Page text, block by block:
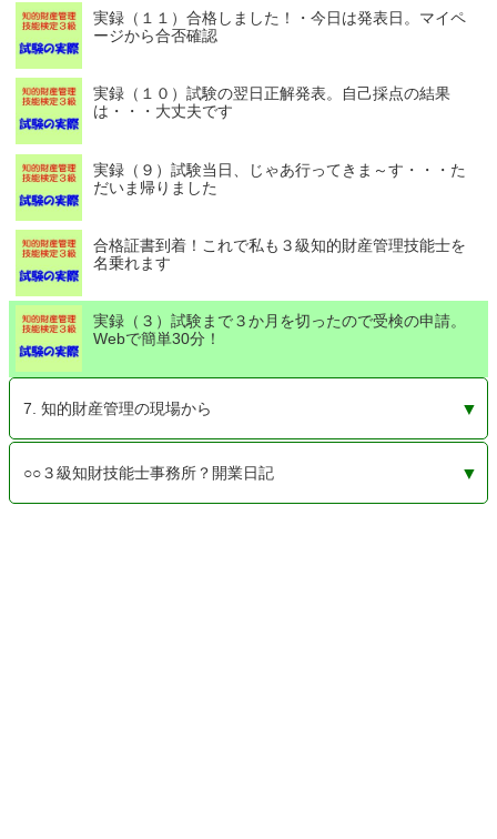
実録（１１）合格しました！・今日は発表日。マイペ
ージから合否確認
実録（１０）試験の翌日正解発表。自己採点の結果
は・・・大丈夫です
実録（９）試験当日、じゃあ行ってきま～す・・・た
だいま帰りました
合格証書到着！これで私も３級知的財産管理技能士を
名乗れます
実録（３）試験まで３か月を切ったので受検の申請。
Webで簡単30分！
7. 知的財産管理の現場から
て存在しない？
標ご担当者様」
試験範囲対応へ
画像が安全かも
か見つからない
っていく
マは遠くて近い
めてこれは必須
任と研鑽と
○○３級知財技能士事務所？開業日記